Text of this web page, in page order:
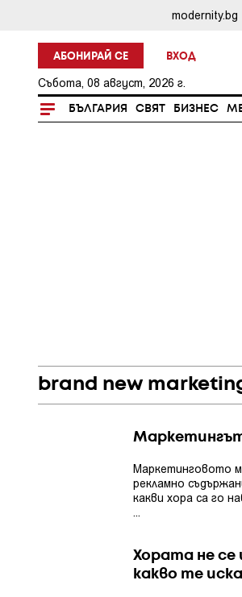
modernity.bg
АБОНИРАЙ СЕ ВХОД
Събота, 08 август, 2026 г.
БЪЛГАРИЯ СВЯТ БИЗНЕС
brand new
Маркетинговото
рекламно
какви хора са го
...
Хората не се
какво те